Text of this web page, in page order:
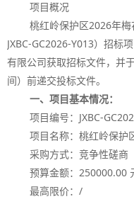
项目概况
桃红岭保护区2026年梅
JXBC-GC2026-Y013）招标
有限公司获取招标文件，并
间）前递交投标文件。
一、项目基本情况：
项目编号： JXBC-
项目名称：桃红岭保护
采购方式：竞争性磋商
预算金额： 250000.00
最高限价： /